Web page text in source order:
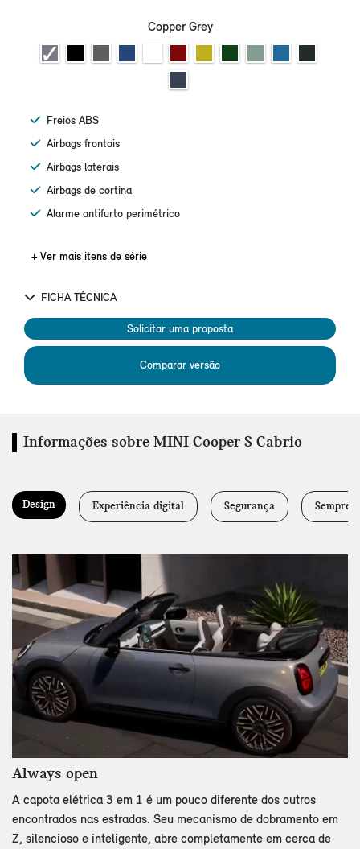
Copper Grey
Freios ABS
Airbags frontais
Airbags laterais
Airbags de cortina
Alarme antifurto perimétrico
+ Ver mais itens de série
FICHA TÉCNICA
Solicitar uma proposta
Comparar versão
Informações sobre MINI Cooper S Cabrio
Design Experiência digital Segurança Sempre
Always open
A capota elétrica 3 em 1 é um pouco diferente dos outros
encontrados nas estradas. Seu mecanismo de dobramento em
Z, silencioso e inteligente, abre completamente em cerca de